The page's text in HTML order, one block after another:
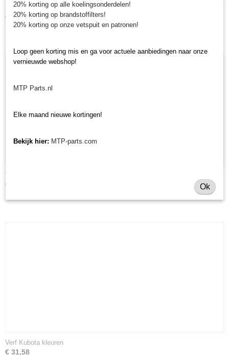
Maaiermes Muratori MR-210, MRP1-210 MR ID-210
€ 43,08
V-snaar Muratori MR-210
€ 46,88
Verf Kubota kleuren
€ 31,58
20% korting op alle koelingsonderdelen!
20% korting op brandstoffilters!
20% korting op onze vetspuit en patronen!
Loop geen korting mis en ga voor actuele aanbiedingen naar onze
vernieuwde webshop!
MTP Parts.nl
Elke maand nieuwe kortingen!
Bekijk hier: MTP-parts.com
Ok